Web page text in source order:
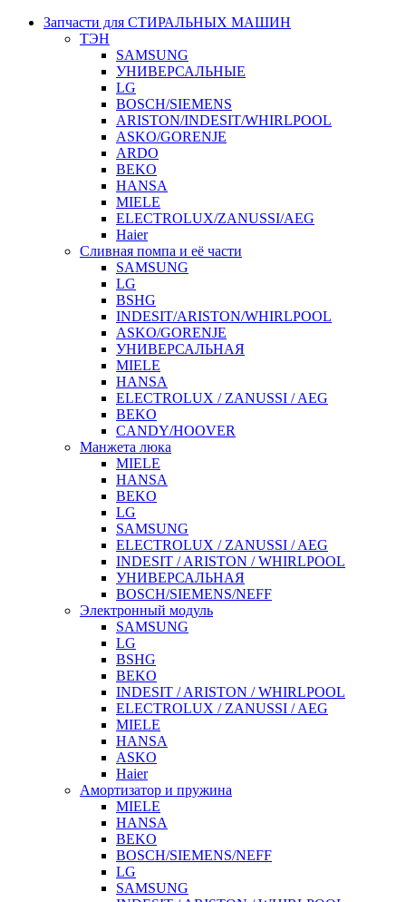
Запчасти для СТИРАЛЬНЫХ МАШИН
ТЭН
SAMSUNG
УНИВЕРСАЛЬНЫЕ
LG
BOSCH/SIEMENS
ARISTON/INDESIT/WHIRLPOOL
ASKO/GORENJE
ARDO
BEKO
HANSA
MIELE
ELECTROLUX/ZANUSSI/AEG
Haier
Сливная помпа и её части
SAMSUNG
LG
BSHG
INDESIT/ARISTON/WHIRLPOOL
ASKO/GORENJE
УНИВЕРСАЛЬНАЯ
MIELE
HANSA
ELECTROLUX / ZANUSSI / AEG
BEKO
CANDY/HOOVER
Манжета люка
MIELE
HANSA
BEKO
LG
SAMSUNG
ELECTROLUX / ZANUSSI / AEG
INDESIT / ARISTON / WHIRLPOOL
УНИВЕРСАЛЬНАЯ
BOSCH/SIEMENS/NEFF
Электронный модуль
SAMSUNG
LG
BSHG
BEKO
INDESIT / ARISTON / WHIRLPOOL
ELECTROLUX / ZANUSSI / AEG
MIELE
HANSA
ASKO
Haier
Амортизатор и пружина
MIELE
HANSA
BEKO
BOSCH/SIEMENS/NEFF
LG
SAMSUNG